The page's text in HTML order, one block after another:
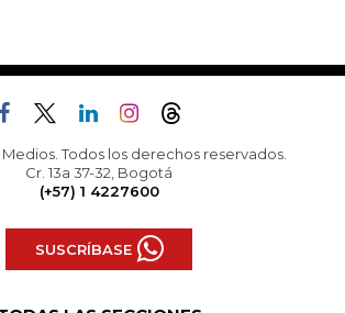
Medios. Todos los derechos reservados.
Cr. 13a 37-32, Bogotá
(+57) 1 4227600
SUSCRÍBASE